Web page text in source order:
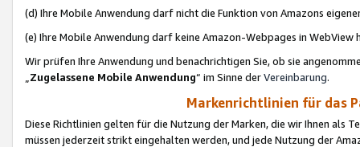
(d) Ihre Mobile Anwendung darf nicht die Funktion von Amazons
(e) Ihre Mobile Anwendung darf keine Amazon-Webpages in WebView
Wir prüfen Ihre Anwendung und benachrichtigen Sie, ob sie
„Zugelassene Mobile Anwendung“ im Sinne derVereinbarung.
Markenrichtlinien für das
Diese Richtlinien gelten für die Nutzung der Marken, die wir Ihnen als
müssen jederzeit strikt eingehalten werden, und jede Nutzung der